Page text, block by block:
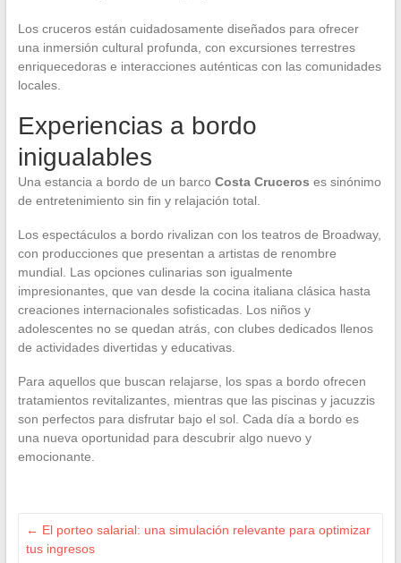
Los cruceros están cuidadosamente diseñados para ofrecer
una inmersión cultural profunda, con excursiones terrestres
enriquecedoras e interacciones auténticas con las comunidades
locales.
Experiencias a bordo
inigualables
Una estancia a bordo de un barco Costa Cruceros es sinónimo
de entretenimiento sin fin y relajación total.
Los espectáculos a bordo rivalizan con los teatros de Broadway,
con producciones que presentan a artistas de renombre
mundial. Las opciones culinarias son igualmente
impresionantes, que van desde la cocina italiana clásica hasta
creaciones internacionales sofisticadas. Los niños y
adolescentes no se quedan atrás, con clubes dedicados llenos
de actividades divertidas y educativas.
Para aquellos que buscan relajarse, los spas a bordo ofrecen
tratamientos revitalizantes, mientras que las piscinas y jacuzzis
son perfectos para disfrutar bajo el sol. Cada día a bordo es
una nueva oportunidad para descubrir algo nuevo y
emocionante.
← El porteo salarial: una simulación relevante para optimizar
tus ingresos